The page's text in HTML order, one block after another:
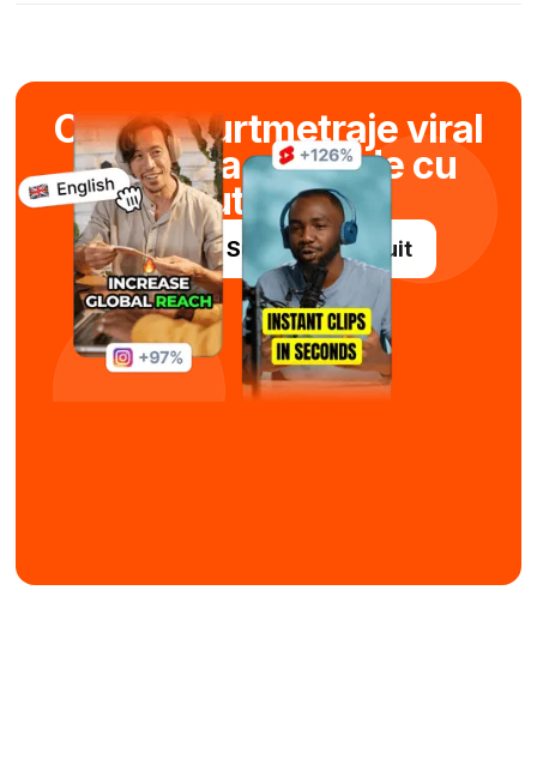
Creați scurtmetraje viral
în câteva secunde cu
ajutorul AI
Încercați Submagic gratuit